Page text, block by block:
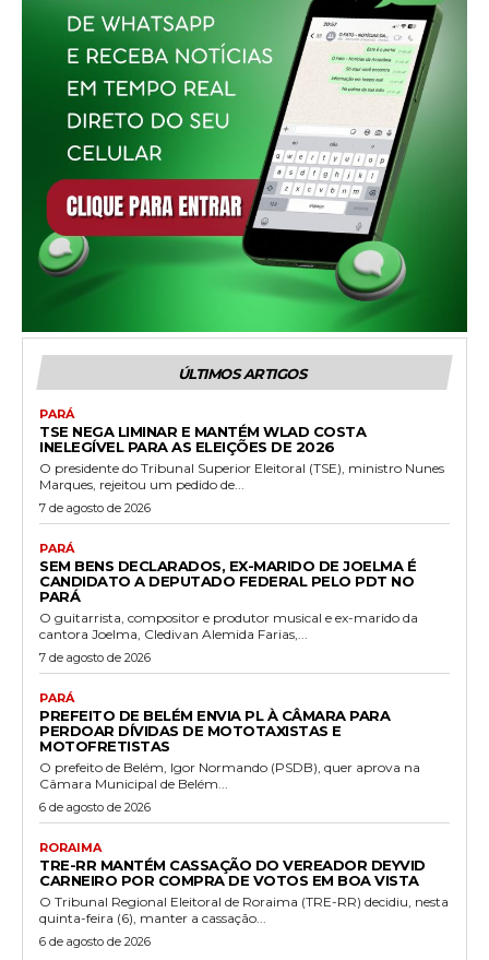
ÚLTIMOS ARTIGOS
PARÁ
TSE NEGA LIMINAR E MANTÉM WLAD COSTA
INELEGÍVEL PARA AS ELEIÇÕES DE 2026
O presidente do Tribunal Superior Eleitoral (TSE), ministro Nunes
Marques, rejeitou um pedido de...
7 de agosto de 2026
PARÁ
SEM BENS DECLARADOS, EX-MARIDO DE JOELMA É
CANDIDATO A DEPUTADO FEDERAL PELO PDT NO
PARÁ
O guitarrista, compositor e produtor musical e ex-marido da
cantora Joelma, Cledivan Alemida Farias,...
7 de agosto de 2026
PARÁ
PREFEITO DE BELÉM ENVIA PL À CÂMARA PARA
PERDOAR DÍVIDAS DE MOTOTAXISTAS E
MOTOFRETISTAS
O prefeito de Belém, Igor Normando (PSDB), quer aprova na
Câmara Municipal de Belém...
6 de agosto de 2026
RORAIMA
TRE-RR MANTÉM CASSAÇÃO DO VEREADOR DEYVID
CARNEIRO POR COMPRA DE VOTOS EM BOA VISTA
O Tribunal Regional Eleitoral de Roraima (TRE-RR) decidiu, nesta
quinta-feira (6), manter a cassação...
6 de agosto de 2026